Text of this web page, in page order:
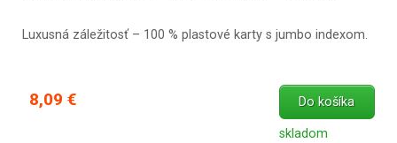
Luxusná záležitosť – 100 % plastové karty s jumbo indexom.
8,09 € Do košíka
skladom